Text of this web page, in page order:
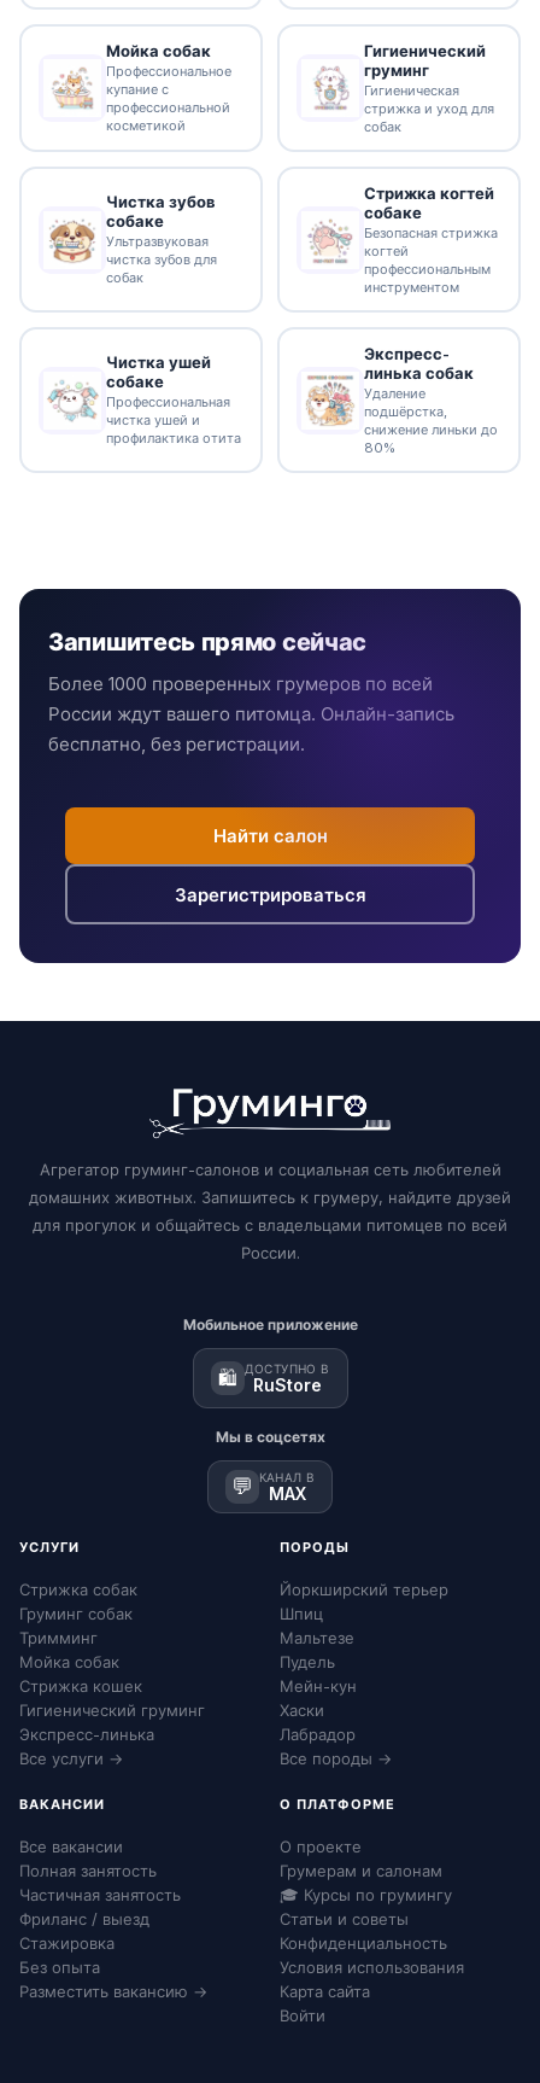
Мойка собак
Профессиональное
купание с
профессиональной
косметикой
Гигиенический
груминг
Гигиеническая
стрижка и уход для
собак
Чистка зубов
собаке
Ультразвуковая
чистка зубов для
собак
Стрижка когтей
собаке
Безопасная стрижка
когтей
профессиональным
инструментом
Чистка ушей
собаке
Профессиональная
чистка ушей и
профилактика отита
Экспресс-
линька собак
Удаление
подшёрстка,
снижение линьки до
80%
Запишитесь прямо сейчас
Более 1000 проверенных грумеров по всей
России ждут вашего питомца. Онлайн-запись
бесплатно, без регистрации.
Найти салон
Зарегистрироваться
Агрегатор груминг-салонов и социальная сеть любителей
домашних животных. Запишитесь к грумеру, найдите друзей
для прогулок и общайтесь с владельцами питомцев по всей
России.
Мобильное приложение
🛍️ ДОСТУПНО В
RuStore
Мы в соцсетях
💬 КАНАЛ В
MAX
УСЛУГИ
Стрижка собак
Груминг собак
Тримминг
Мойка собак
Стрижка кошек
Гигиенический груминг
Экспресс-линька
Все услуги →
ПОРОДЫ
Йоркширский терьер
Шпиц
Мальтезе
Пудель
Мейн-кун
Хаски
Лабрадор
Все породы →
ВАКАНСИИ
Все вакансии
Полная занятость
Частичная занятость
Фриланс / выезд
Стажировка
Без опыта
Разместить вакансию →
О ПЛАТФОРМЕ
О проекте
Грумерам и салонам
🎓 Курсы по грумингу
Статьи и советы
Конфиденциальность
Условия использования
Карта сайта
Войти